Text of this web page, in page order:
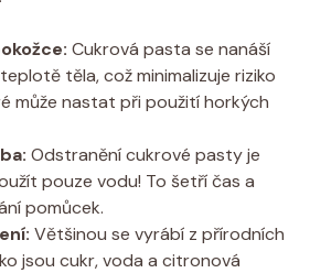
Cukrová pasta se nanáší
těla, což minimalizuje riziko
může nastat při použití horkých
Odstranění cukrové pasty je
pouze vodu! To šetří čas a
pomůcek.
Většinou se vyrábí z přírodních
jsou cukr, voda a citronová